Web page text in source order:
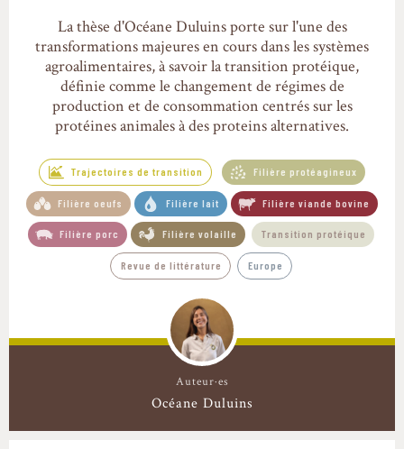
La thèse d'Océane Duluins porte sur l'une des
transformations majeures en cours dans les systèmes
agroalimentaires, à savoir la transition protéique,
définie comme le changement de régimes de
production et de consommation centrés sur les
protéines animales à des proteins alternatives.
Trajectoires de transition Filière protéagineux
Filière oeufs Filière lait Filière viande bovine
Filière porc Filière volaille Transition protéique
Revue de littérature Europe
Auteur·es
Océane Duluins